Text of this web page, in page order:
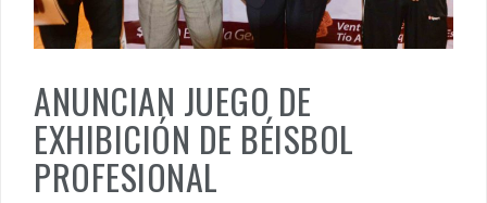
ANUNCIAN JUEGO DE
EXHIBICIÓN DE BÉISBOL
PROFESIONAL